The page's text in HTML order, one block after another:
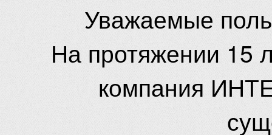
Уважаемые
На протяжении 15
компания